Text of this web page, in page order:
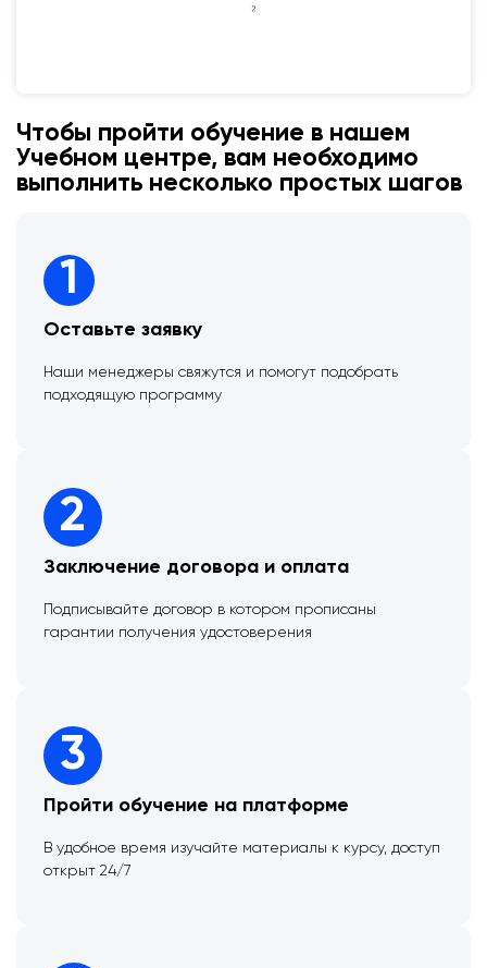
Чтобы пройти обучение в нашем
Учебном центре, вам необходимо
выполнить несколько простых шагов
1
Оставьте заявку
Наши менеджеры свяжутся и помогут подобрать
подходящую программу
2
Заключение договора и оплата
Подписывайте договор в котором прописаны
гарантии получения удостоверения
3
Пройти обучение на платформе
В удобное время изучайте материалы к курсу, доступ
открыт 24/7